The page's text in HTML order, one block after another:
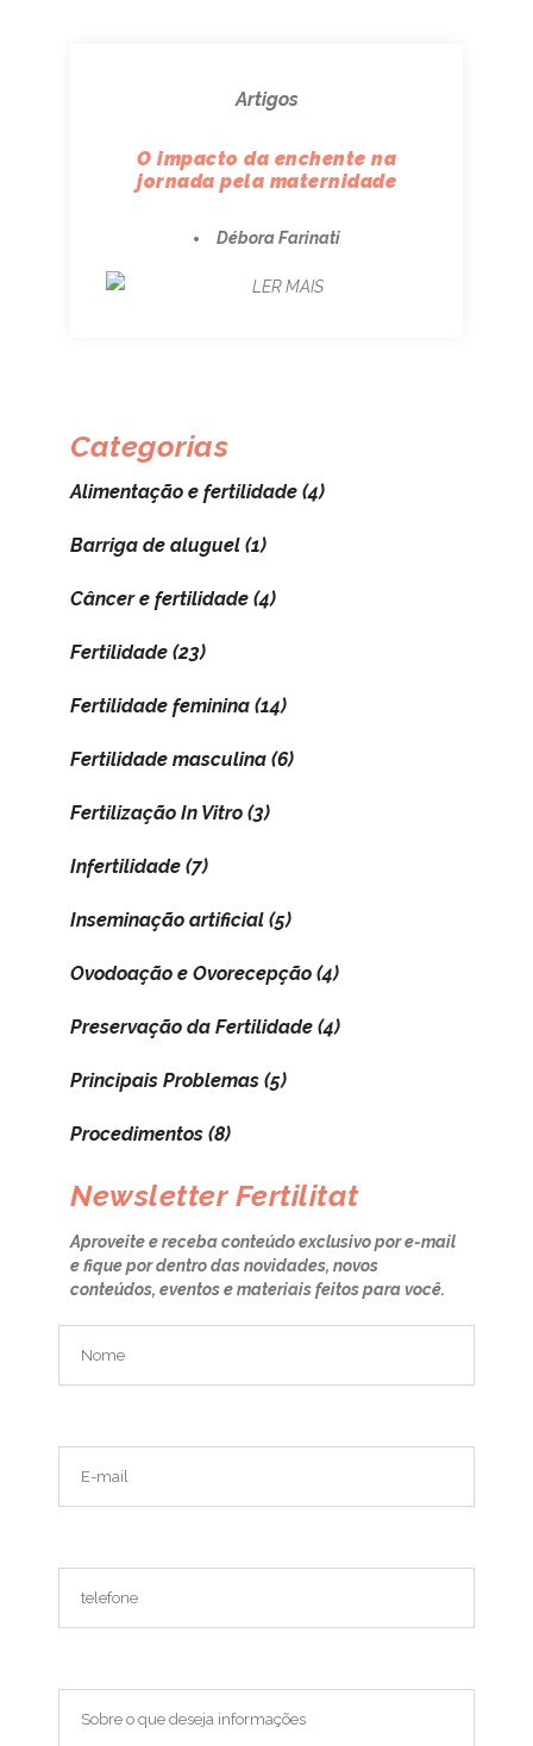
Artigos
O impacto da enchente na
jornada pela maternidade
Débora Farinati
LER MAIS
Categorias
Alimentação e fertilidade (4)
Barriga de aluguel (1)
Câncer e fertilidade (4)
Fertilidade (23)
Fertilidade feminina (14)
Fertilidade masculina (6)
Fertilização In Vitro (3)
Infertilidade (7)
Inseminação artificial (5)
Ovodoação e Ovorecepção (4)
Preservação da Fertilidade (4)
Principais Problemas (5)
Procedimentos (8)
Newsletter Fertilitat
Aproveite e receba conteúdo exclusivo por e-mail
e fique por dentro das novidades, novos
conteúdos, eventos e materiais feitos para você.